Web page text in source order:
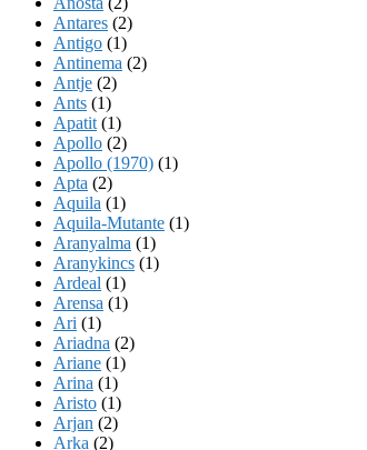
Antares (2)
Antigo (1)
Antinema (2)
Antje (2)
Ants (1)
Apatit (1)
Apollo (2)
Apollo (1970) (1)
Apta (2)
Aquila (1)
Aquila-Mutante (1)
Aranyalma (1)
Aranykincs (1)
Ardeal (1)
Arensa (1)
Ari (1)
Ariadna (2)
Ariane (1)
Arina (1)
Aristo (1)
Arjan (2)
Arka (2)